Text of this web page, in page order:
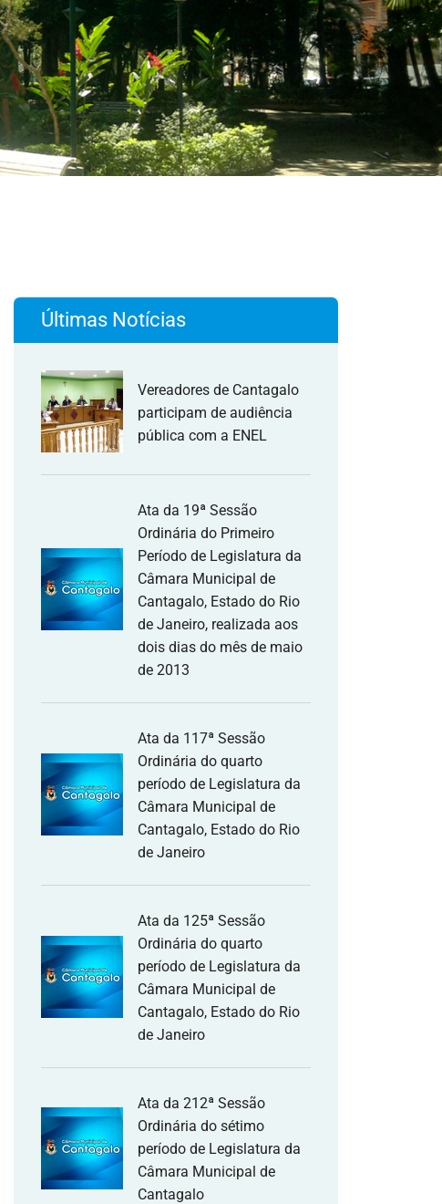
Últimas Notícias
Vereadores de Cantagalo
participam de audiência
pública com a ENEL
Ata da 19ª Sessão
Ordinária do Primeiro
Período de Legislatura da
Câmara Municipal de
Cantagalo, Estado do Rio
de Janeiro, realizada aos
dois dias do mês de maio
de 2013
Ata da 117ª Sessão
Ordinária do quarto
período de Legislatura da
Câmara Municipal de
Cantagalo, Estado do Rio
de Janeiro
Ata da 125ª Sessão
Ordinária do quarto
período de Legislatura da
Câmara Municipal de
Cantagalo, Estado do Rio
de Janeiro
Ata da 212ª Sessão
Ordinária do sétimo
período de Legislatura da
Câmara Municipal de
Cantagalo